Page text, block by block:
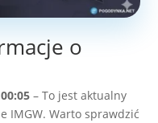
o
– To jest aktualny
IMGW. Warto sprawdzić